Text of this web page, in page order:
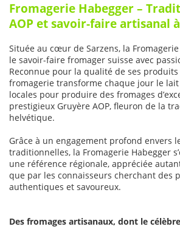
Fromagerie Habegger –
AOP et savoir-faire artisanal
Située au cœur de Sarzens, la
le savoir-faire fromager suisse avec
Reconnue pour la qualité de ses
fromagerie transforme chaque jour le
locales pour produire des fromages
prestigieux Gruyère AOP, fleuron de la
helvétique.
Grâce à un engagement profond envers
traditionnelles, la Fromagerie Habegger
une référence régionale, appréciée
que par les connaisseurs cherchant des
authentiques et savoureux.
Des fromages artisanaux, dont le